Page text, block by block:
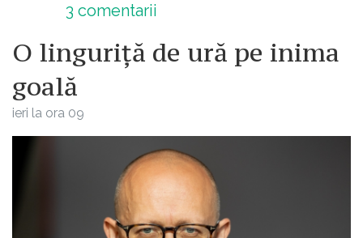
3 comentarii
O linguriță de ură pe inima
goală
ieri la ora 09